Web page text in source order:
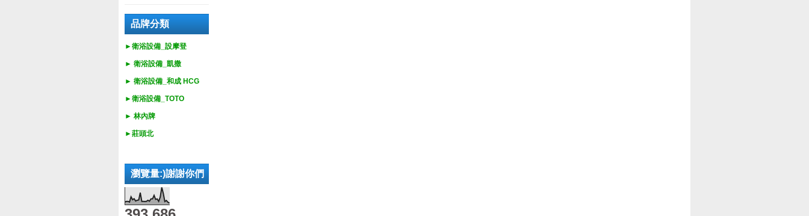
品牌分類
►衛浴設備_設摩登
► 衛浴設備_ 凱撒
► 衛浴設備_ 和成 HCG
►衛浴設備_ TOTO
► 林內牌
►莊頭北
瀏覽量:)謝謝你們